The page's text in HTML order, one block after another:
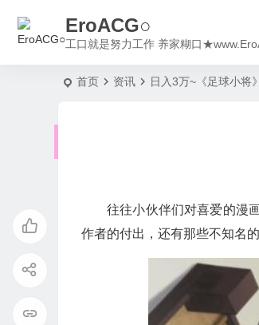
EroACG○
工口就是努力工作 养家糊口
首页 资讯 日入3万~《足球小将
往往小伙伴们对喜爱的漫
作者的付出，还有那些不知名